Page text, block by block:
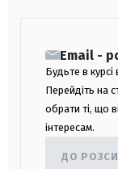
Email -
Будьте в курсі
Перейдіть на
обрати ті, що
інтересам.
ДО